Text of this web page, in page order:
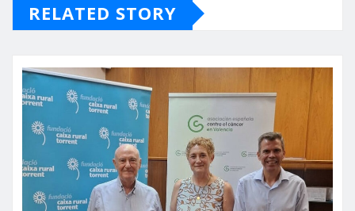
RELATED STORY